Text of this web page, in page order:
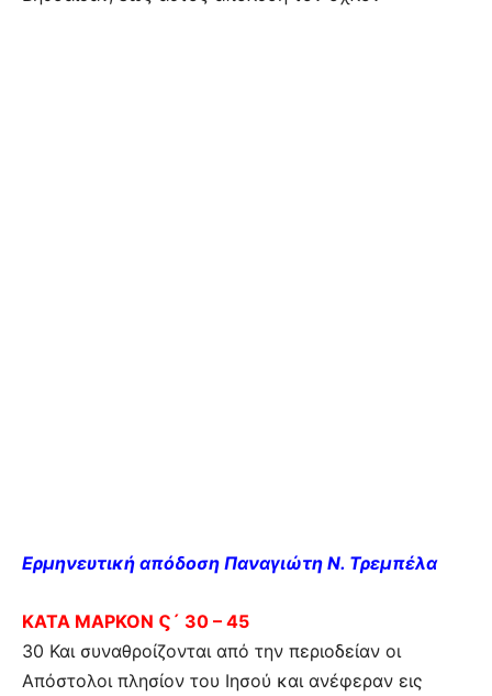
Ερμηνευτική απόδοση Παναγιώτη Ν. Τρεμπέλα
ΚΑΤΑ ΜΑΡΚΟΝ Ϛ´ 30 – 45
30 Και συναθροίζονται από την περιοδείαν οι
Απόστολοι πλησίον του Ιησού και ανέφεραν εις